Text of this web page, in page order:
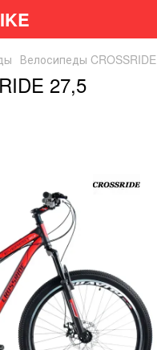
Велосипеды CROSSRIDE
27,5